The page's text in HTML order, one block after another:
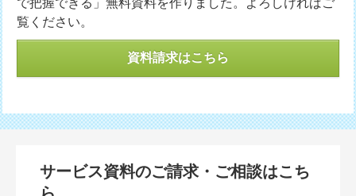
で把握できる」無料資料を作りました。よろしければご
覧ください。
資料請求はこちら
サービス資料のご請求・ご相談はこち